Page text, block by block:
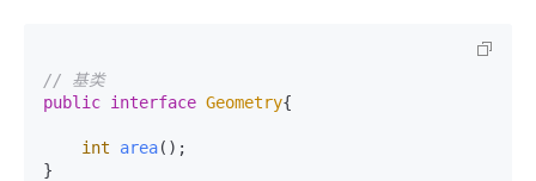
// 基类
public interface Geometry{
int area() ;
}